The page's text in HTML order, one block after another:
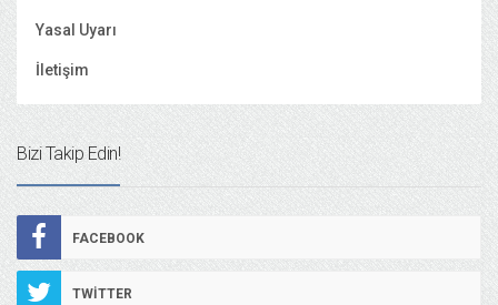
Yasal Uyarı
İletişim
Bizi Takip Edin!
FACEBOOK
TWITTER